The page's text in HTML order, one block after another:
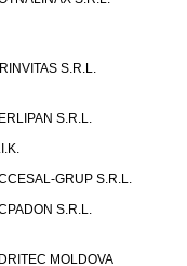
S.R.L.
S.R.L.
GRUP S.R.L.
S.R.L.
MOLDOVA